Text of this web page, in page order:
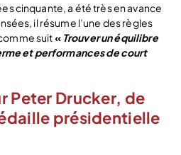
cinquante, a été très en avance
il résume l’une des règles
suit« Trouver un équilibre
et performances de court
Peter Drucker, de
présidentielle